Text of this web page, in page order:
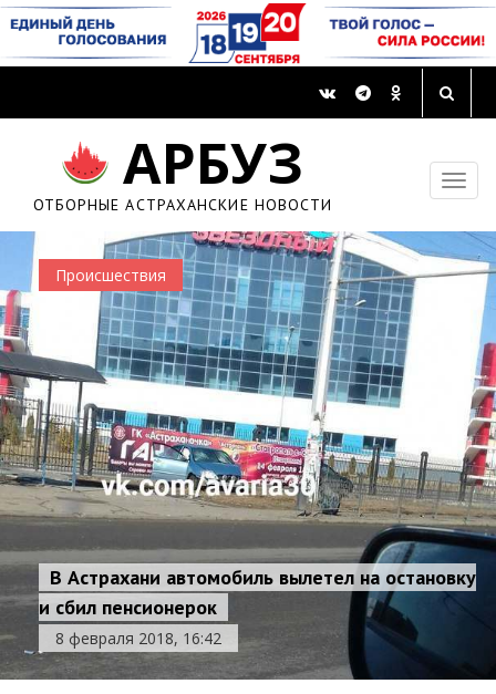
АРБУЗ
ОТБОРНЫЕ АСТРАХАНСКИЕ НОВОСТИ
Происшествия
В Астрахани автомобиль вылетел на остановку
и сбил пенсионерок
8 февраля 2018, 16:42